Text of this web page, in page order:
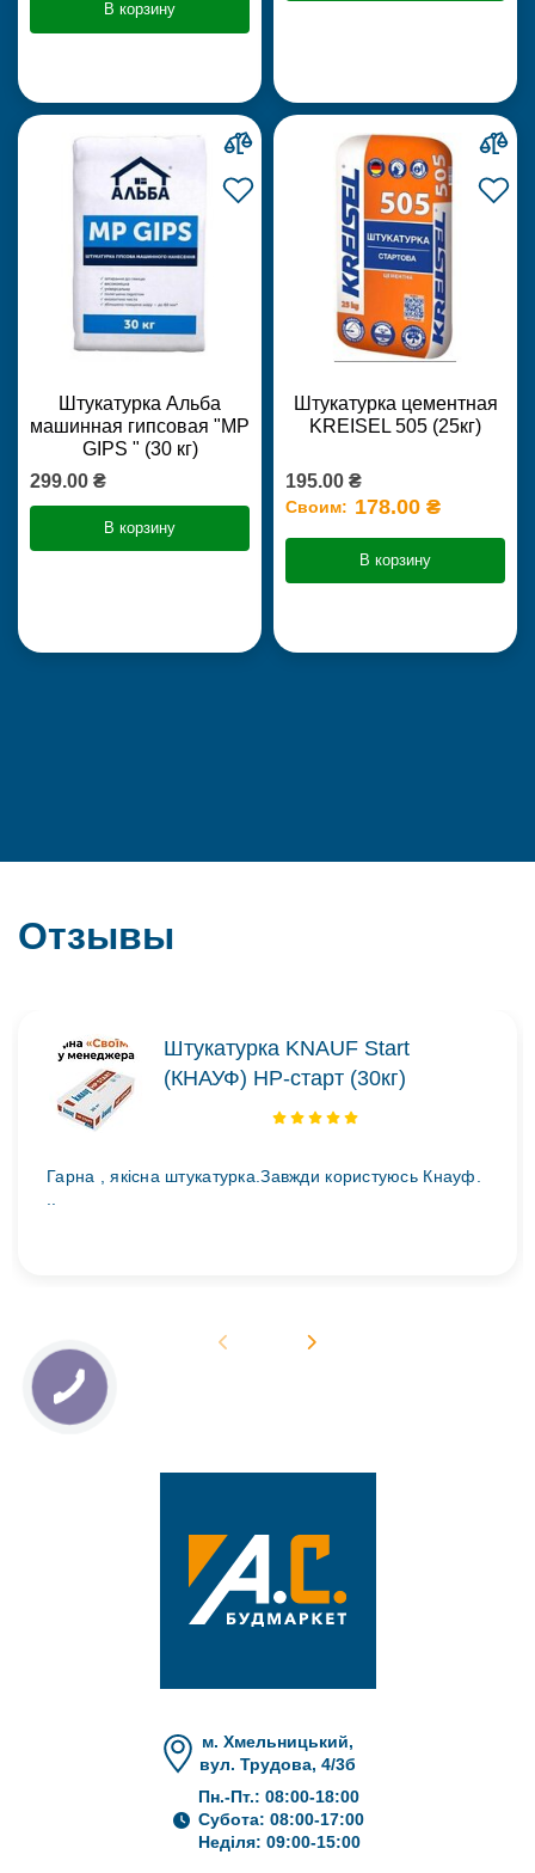
В корзину
Штукатурка Альба
машинная гипсовая "MP
GIPS " (30 кг)
299.00 ₴
В корзину
Штукатурка цементная
KREISEL 505 (25кг)
195.00 ₴
Своим: 178.00 ₴
В корзину
Отзывы
Штукатурка KNAUF Start
(КНАУФ) НР-старт (30кг)
Гарна , якісна штукатурка.Завжди користуюсь Кнауф.
..
м. Хмельницький,
вул. Трудова, 4/3б
Пн.-Пт.: 08:00-18:00
Субота: 08:00-17:00
Неділя: 09:00-15:00